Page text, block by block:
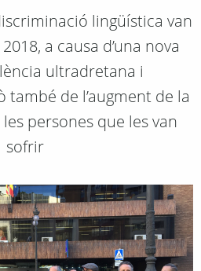
lingüística van
a causa d’una nova
ultradretana i
de l’augment de la
persones que les van
sofrir